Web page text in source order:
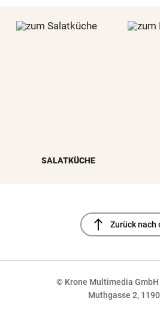
SALATKÜCHE
north Zurück nach
© Krone Multimedia GmbH
Muthgasse 2,